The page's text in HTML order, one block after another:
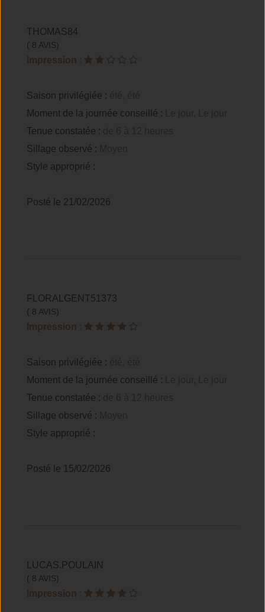
THOMAS84
( 8 AVIS)
Impression :
Saison privilégiée : été, été
Moment de la journée conseillé :
Le jour, Le jour
Tenue constatée : de 6 à 12 heures
Sillage observé : Moyen
Style approprié :
Posté le 21/02/2026
FLORALGENT51373
( 8 AVIS)
Impression :
Saison privilégiée : été, été
Moment de la journée conseillé :
Le jour, Le jour
Tenue constatée : de 6 à 12 heures
Sillage observé : Moyen
Style approprié :
Posté le 15/02/2026
LUCAS.POULAIN
( 8 AVIS)
Impression :